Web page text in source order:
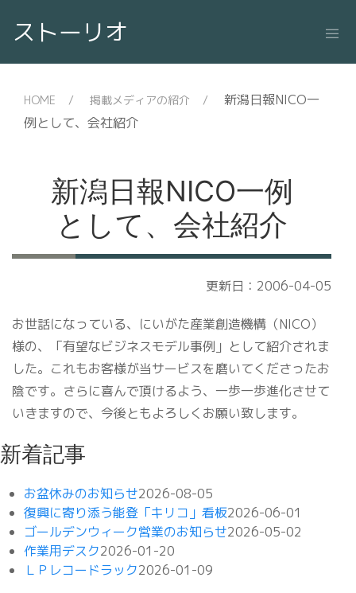
ストーリオ
HOME 掲載メディアの紹介
新潟日報NICO一
例として、会社紹介
新潟日報NICO一例
として、会社紹介
更新日：2006-04-05
お世話になっている、にいがた産業創造機構（NICO）
様の、「有望なビジネスモデル事例」として紹介されま
した。これもお客様が当サービスを磨いてくださったお
陰です。さらに喜んで頂けるよう、一歩一歩進化させて
いきますので、今後ともよろしくお願い致します。
新着記事
お盆休みのお知らせ2026-08-05
復興に寄り添う能登「キリコ」看板2026-06-01
ゴールデンウィーク営業のお知らせ2026-05-02
作業用デスク2026-01-20
ＬＰレコードラック2026-01-09